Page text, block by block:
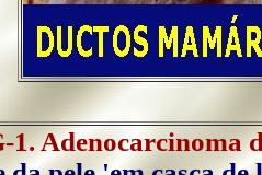
1. Adenocarcinoma